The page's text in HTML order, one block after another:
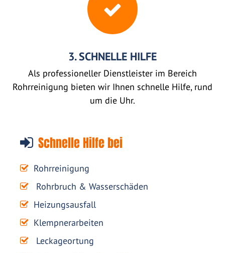
3. SCHNELLE HILFE
Als professioneller Dienstleister im Bereich
Rohrreinigung bieten wir Ihnen schnelle Hilfe, rund
um die Uhr.
Schnelle Hilfe bei
Rohrreinigung
Rohrbruch & Wasserschäden
Heizungsausfall
Klempnerarbeiten
Leckageortung